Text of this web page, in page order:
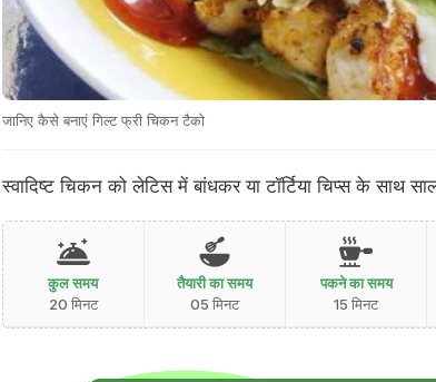
जानिए कैसे बनाएं गिल्ट फ्री चिकन टैको
स्वादिष्ट चिकन को लेटिस में बांधकर या टॉर्टिया चिप्स के साथ
कुल समय
20 मिनट
तैयारी का समय
05 मिनट
पकने का समय
15 मिनट